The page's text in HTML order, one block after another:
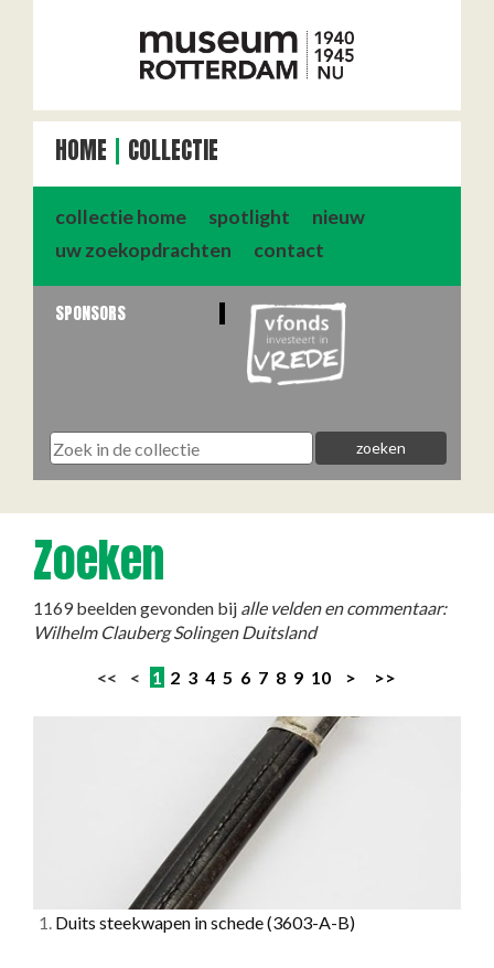
HOME COLLECTIE
collectie home spotlight
nieuw
uw zoekopdrachten
contact
SPONSORS
Zoeken
1169 beelden gevonden bij alle velden en commentaar:
Wilhelm Clauberg Solingen Duitsland
<< < 1 2 3 4 5 6 7 8 9 10 > >>
1. Duits steekwapen in schede(3603-A-B)